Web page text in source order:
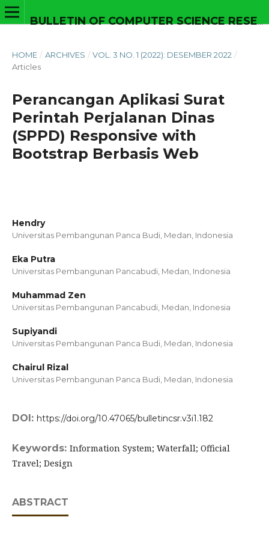
HOME / ARCHIVES / VOL. 3 NO. 1 (2022): DESEMBER 2022 /
Articles
Perancangan Aplikasi Surat
Perintah Perjalanan Dinas
(SPPD) Responsive with
Bootstrap Berbasis Web
Hendry
Universitas Pembangunan Panca Budi, Medan, Indonesia
Eka Putra
Universitas Pembangunan Pancabudi, Medan, Indonesia
Muhammad Zen
Universitas Pembangunan Pancabudi, Medan, Indonesia
Supiyandi
Universitas Pembangunan Panca Budi, Medan, Indonesia
Chairul Rizal
Universitas Pembangunan Panca Budi, Medan, Indonesia
DOI: https://doi.org/10.47065/bulletincsr.v3i1.182
Keywords: Information System; Waterfall; Official
Travel; Design
ABSTRACT